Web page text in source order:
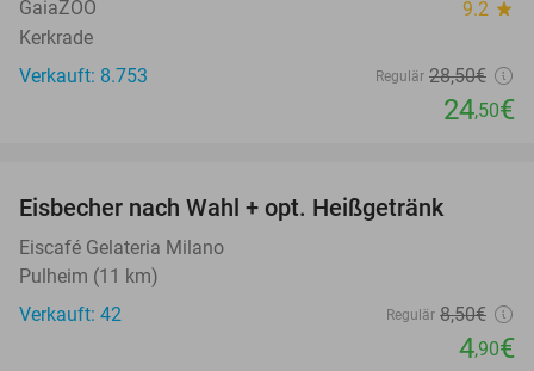
GaiaZOO 9.2 star
Kerkrade
Verkauft: 8.753
Regulär 28,50€
24,50€
Eisbecher nach Wahl + opt. Heißgetränk
Eiscafé Gelateria Milano
Pulheim (11 km)
Verkauft: 42
Regulär 8,50€
4,90€